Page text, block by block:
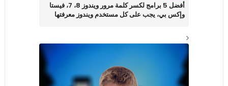
أفضل 5 برامج لكسر كلمة مرور ويندوز 8، 7، فيستا
وإكس بي، يجب على كل مستخدم ويندوز معرفتها